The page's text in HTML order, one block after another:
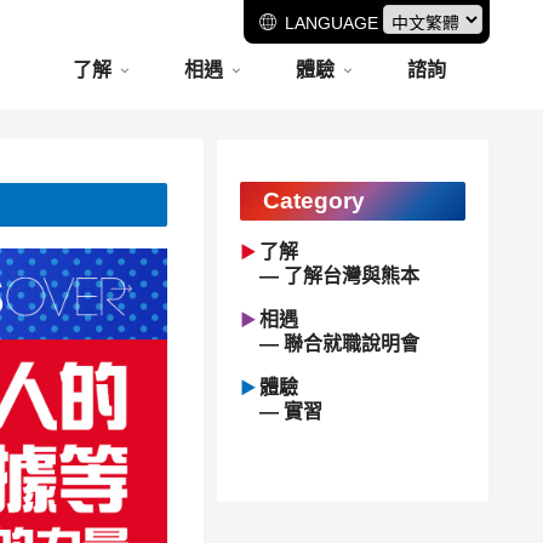
LANGUAGE
了解 相遇 體驗 諮詢
Category
了解
― 了解台灣與熊本
相遇
― 聯合就職說明會
體驗
― 實習